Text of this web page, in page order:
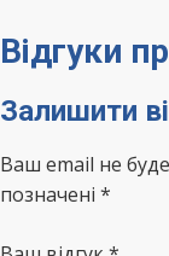
Відгуки
Залишити
Ваш email не
позначені *